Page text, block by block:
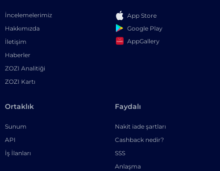
İncelemelerimiz
Hakkımızda
İletişim
Haberler
ZOZI Analitiği
ZOZI Kartı
App Store
Google Play
AppGallery
Ortaklık
Sunum
API
İş İlanları
Faydalı
Nakit iade şartları
Cashback nedir?
SSS
Anlaşma